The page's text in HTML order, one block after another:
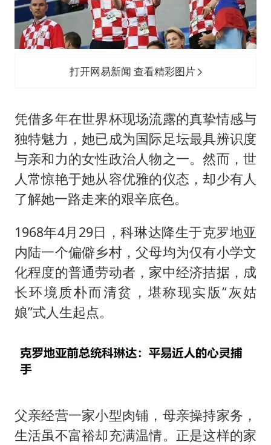
打开网易新闻 查看精彩图片
凭借多年在世界杯现场流露的真挚情感与
独特魅力，她已成为国际足坛最具辨识度
与亲和力的女性政治人物之一。然而，世
人常惊艳于她从容优雅的仪态，却少有人
了解她一路走来的艰辛底色。
1968年4月29日，科琳达降生于克罗地亚
内陆一个偏僻乡村，父母均为仅有小学文
化程度的普通劳动者，家中经济拮据，成
长环境质朴而清贫，堪称现实版“灰姑
娘”式人生起点。
父亲经营一家小型肉铺，母亲操持家务，
生活虽不富裕却充满温情。正是这样的家